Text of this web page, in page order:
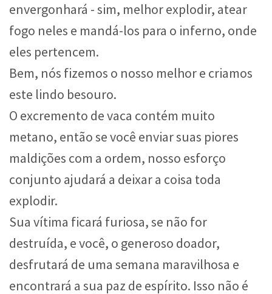
envergonhará - sim, melhor explodir, atear
fogo neles e mandá-los para o inferno, onde
eles pertencem.
Bem, nós fizemos o nosso melhor e criamos
este lindo besouro.
O excremento de vaca contém muito
metano, então se você enviar suas piores
maldições com a ordem, nosso esforço
conjunto ajudará a deixar a coisa toda
explodir.
Sua vítima ficará furiosa, se não for
destruída, e você, o generoso doador,
desfrutará de uma semana maravilhosa e
encontrará a sua paz de espírito. Isso não é